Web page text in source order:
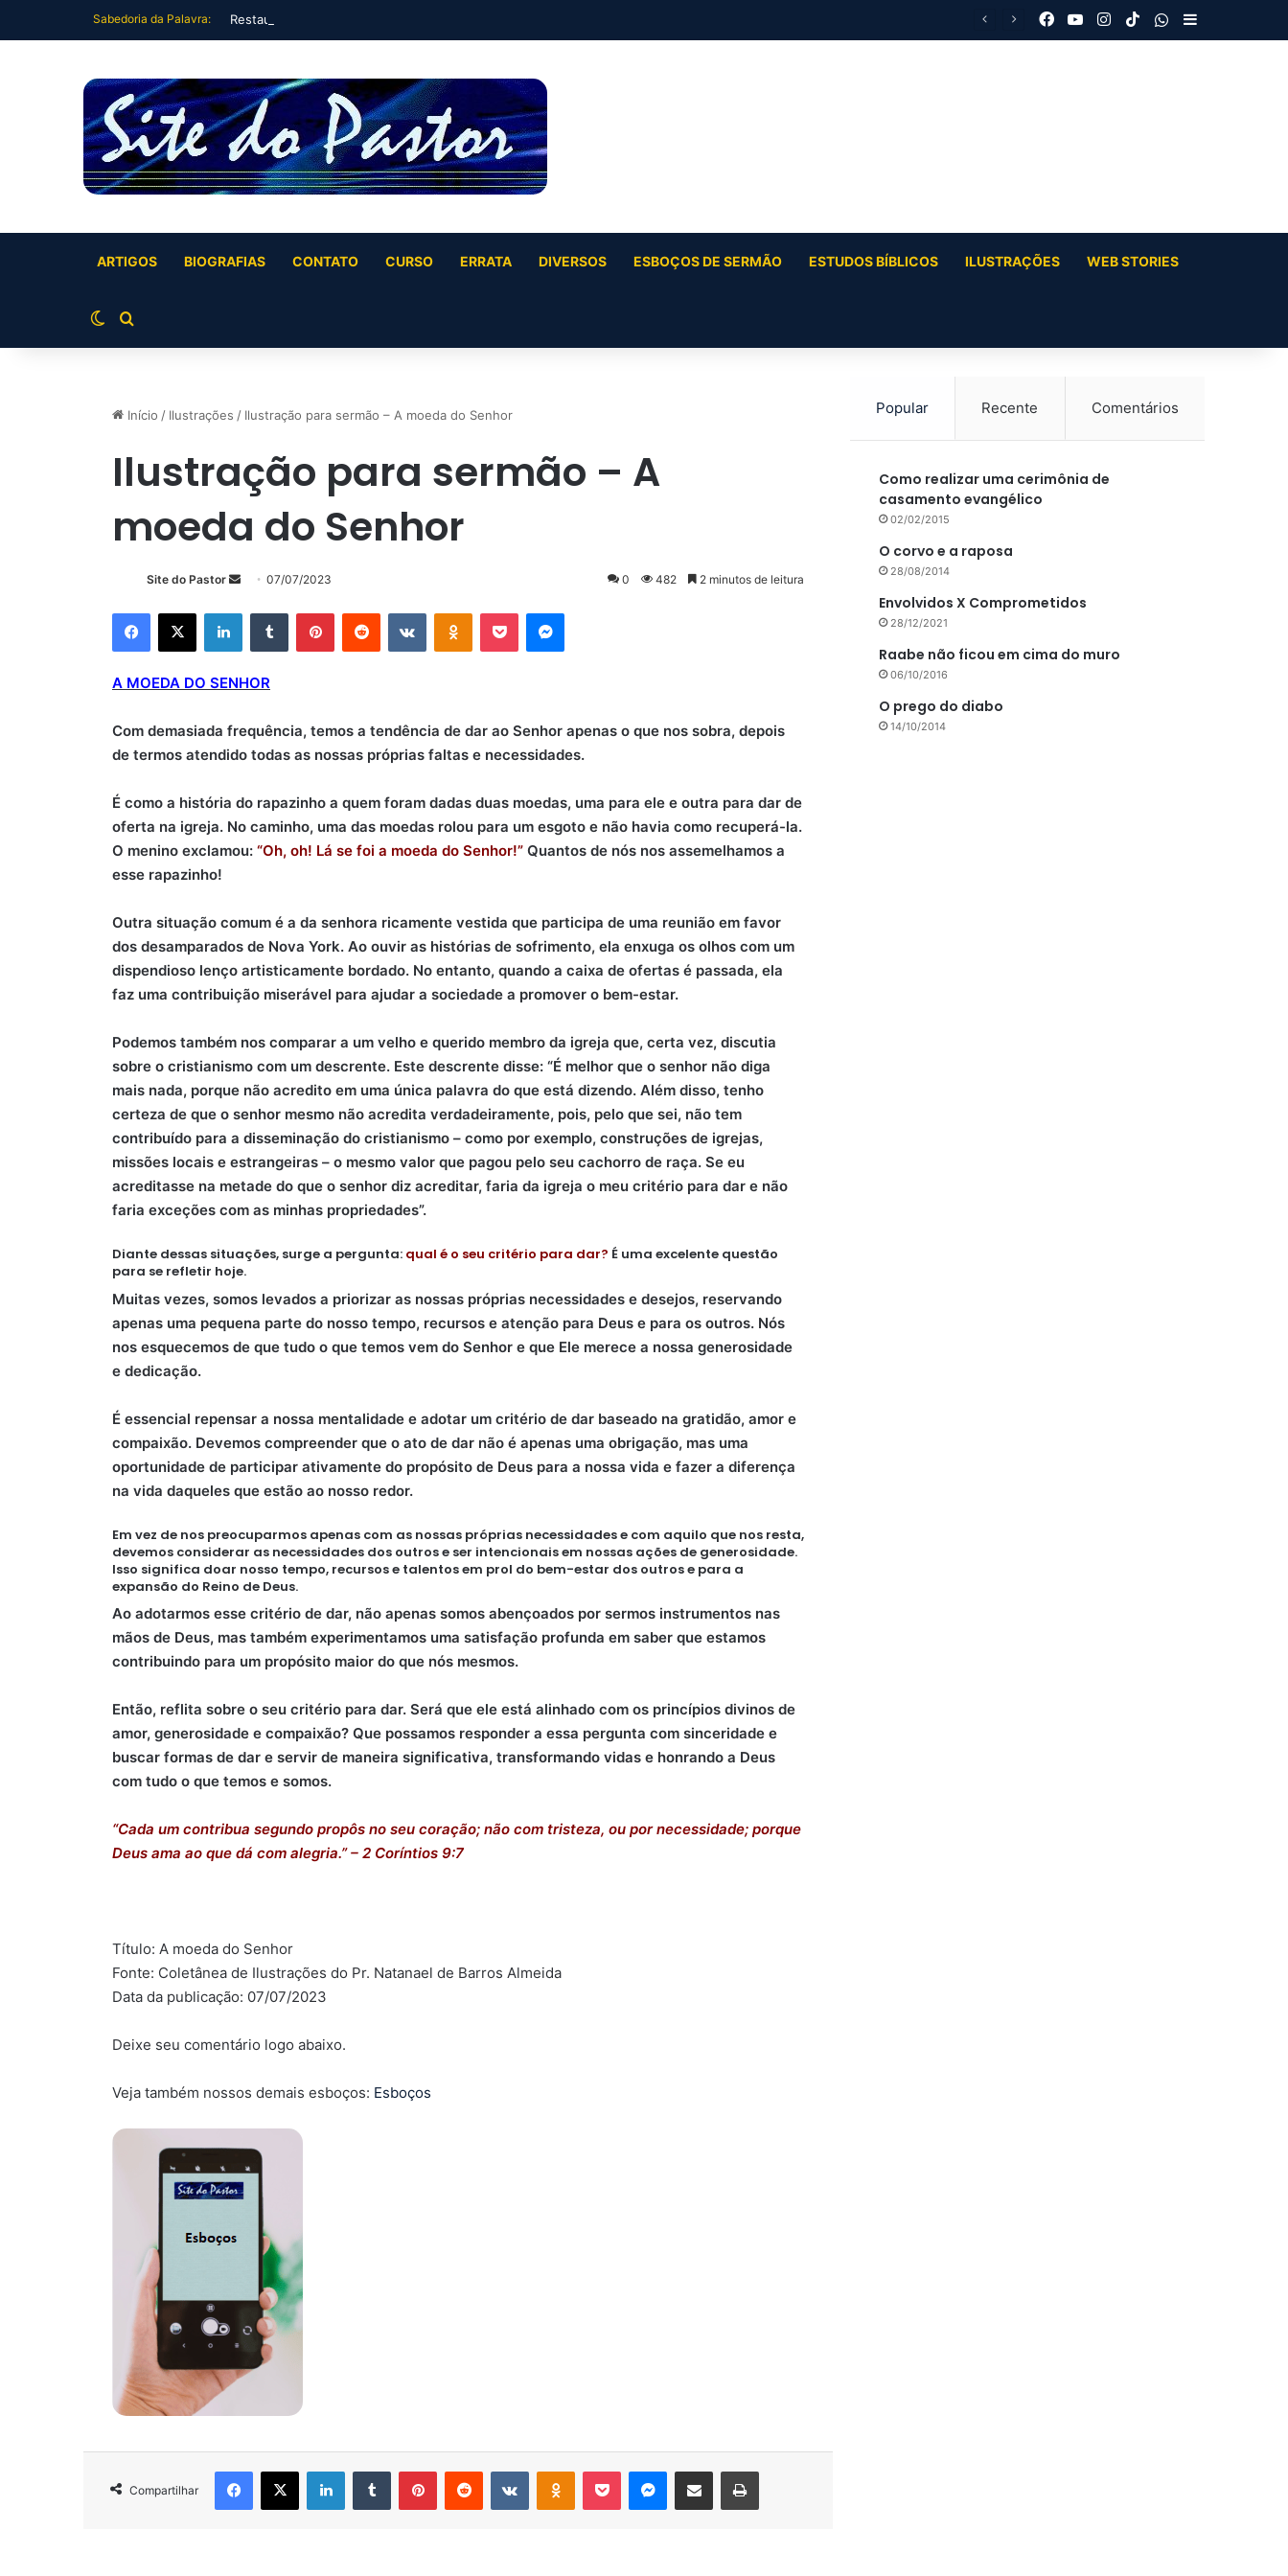
Sabedoria da Palavra: Restauração Plena Vida Plena (Jó 42:10-17) Facebook
YouTubeInstagram
TikTokWhatsApp
Barra Lateral
ARTIGOS BIOGRAFIAS CONTATO CURSO ERRATA DIVERSOS ESBOÇOS DE SERMÃO ESTUDOS BÍBLICOS ILUSTRAÇÕES WEB STORIES
Switch skin
Buscar por
Início / Ilustrações / Ilustração para sermão – A moeda do Senhor
Ilustração para sermão – A
moeda do Senhor
Site do Pastor
Mande
mail
07/07/2023 0 482 2 minutos de leitura
Facebook
X LinkedinTumblr PinterestReddit VK OK Pocket Messenger
A MOEDA DO SENHOR
Com demasiada frequência, temos a tendência de dar ao Senhor apenas o que nos sobra, depois
de termos atendido todas as nossas próprias faltas e necessidades.
É como a história do rapazinho a quem foram dadas duas moedas, uma para ele e outra para dar de
oferta na igreja. No caminho, uma das moedas rolou para um esgoto e não havia como recuperá-la.
O menino exclamou: “Oh, oh! Lá se foi a moeda do Senhor!” Quantos de nós nos assemelhamos a
esse rapazinho!
Outra situação comum é a da senhora ricamente vestida que participa de uma reunião em favor
dos desamparados de Nova York. Ao ouvir as histórias de sofrimento, ela enxuga os olhos com um
dispendioso lenço artisticamente bordado. No entanto, quando a caixa de ofertas é passada, ela
faz uma contribuição miserável para ajudar a sociedade a promover o bem-estar.
Podemos também nos comparar a um velho e querido membro da igreja que, certa vez, discutia
sobre o cristianismo com um descrente. Este descrente disse: “É melhor que o senhor não diga
mais nada, porque não acredito em uma única palavra do que está dizendo. Além disso, tenho
certeza de que o senhor mesmo não acredita verdadeiramente, pois, pelo que sei, não tem
contribuído para a disseminação do cristianismo – como por exemplo, construções de igrejas,
missões locais e estrangeiras – o mesmo valor que pagou pelo seu cachorro de raça. Se eu
acreditasse na metade do que o senhor diz acreditar, faria da igreja o meu critério para dar e não
faria exceções com as minhas propriedades”.
Diante dessas situações, surge a pergunta: qual é o seu critério para dar? É uma excelente questão
para se refletir hoje.
Muitas vezes, somos levados a priorizar as nossas próprias necessidades e desejos, reservando
apenas uma pequena parte do nosso tempo, recursos e atenção para Deus e para os outros. Nós
nos esquecemos de que tudo o que temos vem do Senhor e que Ele merece a nossa generosidade
e dedicação.
É essencial repensar a nossa mentalidade e adotar um critério de dar baseado na gratidão, amor e
compaixão. Devemos compreender que o ato de dar não é apenas uma obrigação, mas uma
oportunidade de participar ativamente do propósito de Deus para a nossa vida e fazer a diferença
na vida daqueles que estão ao nosso redor.
Em vez de nos preocuparmos apenas com as nossas próprias necessidades e com aquilo que nos resta,
devemos considerar as necessidades dos outros e ser intencionais em nossas ações de generosidade.
Isso significa doar nosso tempo, recursos e talentos em prol do bem-estar dos outros e para a
expansão do Reino de Deus.
Ao adotarmos esse critério de dar, não apenas somos abençoados por sermos instrumentos nas
mãos de Deus, mas também experimentamos uma satisfação profunda em saber que estamos
contribuindo para um propósito maior do que nós mesmos.
Então, reflita sobre o seu critério para dar. Será que ele está alinhado com os princípios divinos de
amor, generosidade e compaixão? Que possamos responder a essa pergunta com sinceridade e
buscar formas de dar e servir de maneira significativa, transformando vidas e honrando a Deus
com tudo o que temos e somos.
“Cada um contribua segundo propôs no seu coração; não com tristeza, ou por necessidade; porque
Deus ama ao que dá com alegria.” – 2 Coríntios 9:7
Título: A moeda do Senhor
Fonte: Coletânea de Ilustrações do Pr. Natanael de Barros Almeida
Data da publicação: 07/07/2023
Deixe seu comentário logo abaixo.
Veja também nossos demais esboços: Esboços
Compartilhar
Facebook
X LinkedinTumblr PinterestReddit VK OK Pocket Messenger
Compartilhar via e-mail Imprimir
Popular Recente Comentários
Como realizar uma cerimônia de
casamento evangélico
02/02/2015
O corvo e a raposa
28/08/2014
Envolvidos X Comprometidos
28/12/2021
Raabe não ficou em cima do muro
06/10/2016
O prego do diabo
14/10/2014